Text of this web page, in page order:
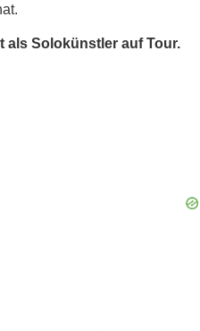
als Solokünstler auf Tour.